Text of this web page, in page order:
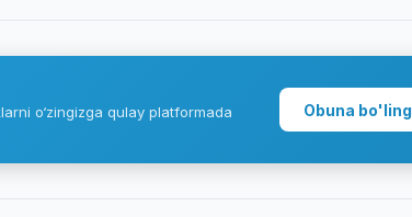
o‘zingizga qulay platformada
Obuna bo'ling